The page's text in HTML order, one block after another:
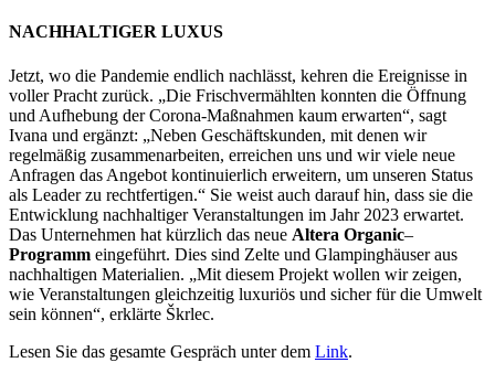
NACHHALTIGER LUXUS
Jetzt, wo die Pandemie endlich nachlässt, kehren die Ereignisse in
voller Pracht zurück. „Die Frischvermählten konnten die Öffnung
und Aufhebung der Corona-Maßnahmen kaum erwarten“, sagt
Ivana und ergänzt: „Neben Geschäftskunden, mit denen wir
regelmäßig zusammenarbeiten, erreichen uns und wir viele neue
Anfragen das Angebot kontinuierlich erweitern, um unseren Status
als Leader zu rechtfertigen.“ Sie weist auch darauf hin, dass sie die
Entwicklung nachhaltiger Veranstaltungen im Jahr 2023 erwartet.
Das Unternehmen hat kürzlich das neue Altera Organic–
Programm eingeführt. Dies sind Zelte und Glampinghäuser aus
nachhaltigen Materialien. „Mit diesem Projekt wollen wir zeigen,
wie Veranstaltungen gleichzeitig luxuriös und sicher für die Umwelt
sein können“, erklärte Škrlec.
Lesen Sie das gesamte Gespräch unter dem Link.